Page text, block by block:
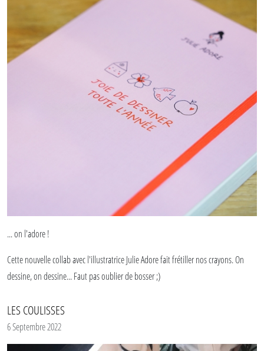
... on l'adore !
Cette nouvelle collab avec l'illustratrice Julie Adore fait frétiller nos crayons. On
dessine, on dessine... Faut pas oublier de bosser ;)
LES COULISSES
6 Septembre 2022